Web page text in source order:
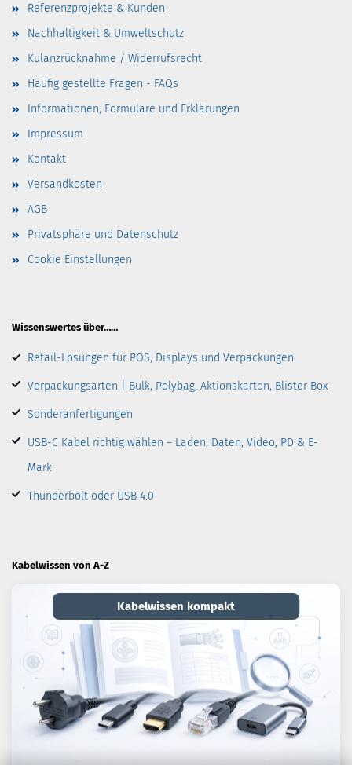
Referenzprojekte & Kunden
Nachhaltigkeit & Umweltschutz
Kulanzrücknahme / Widerrufsrecht
Häufig gestellte Fragen - FAQs
Informationen, Formulare und Erklärungen
Impressum
Kontakt
Versandkosten
AGB
Privatsphäre und Datenschutz
Cookie Einstellungen
Wissenswertes über……
Retail-Lösungen für POS, Displays und Verpackungen
Verpackungsarten | Bulk, Polybag, Aktionskarton, Blister Box
Sonderanfertigungen
USB-C Kabel richtig wählen – Laden, Daten, Video, PD & E-
Mark
Thunderbolt oder USB 4.0
Kabelwissen von A-Z
Kabelwissen kompakt